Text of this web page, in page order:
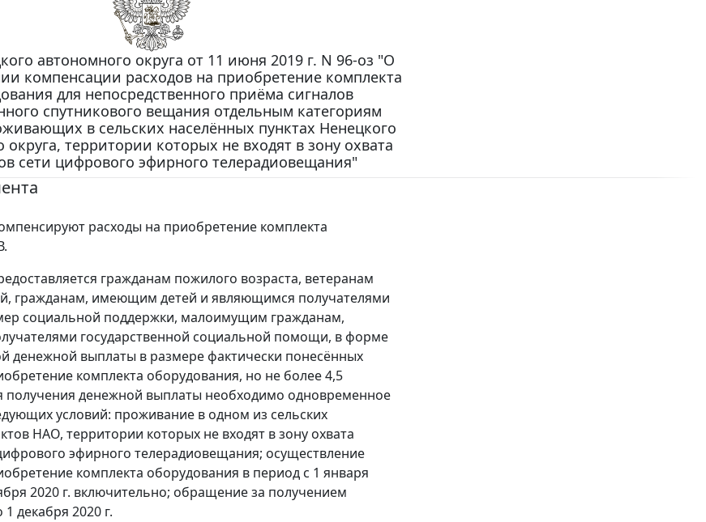
автономного округа от 11 июня 2019 г. N 96-оз "О
компенсации расходов на приобретение комплекта
для непосредственного приёма сигналов
спутникового вещания отдельным категориям
в сельских населённых пунктах Ненецкого
округа, территории которых не входят в зону охвата
сети цифрового эфирного телерадиовещания"
расходы на приобретение комплекта
гражданам пожилого возраста, ветеранам
гражданам, имеющим детей и являющимся получателями
социальной поддержки, малоимущим гражданам,
государственной социальной помощи, в форме
денежной выплаты в размере фактически понесённых
комплекта оборудования, но не более 4,5
получения денежной выплаты необходимо одновременное
условий: проживание в одном из сельских
НАО, территории которых не входят в зону охвата
эфирного телерадиовещания; осуществление
комплекта оборудования в период с 1 января
2020 г. включительно; обращение за получением
декабря 2020 г.